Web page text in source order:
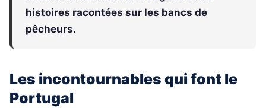
histoires racontées sur les bancs de
pêcheurs.
Les incontournables qui font le
Portugal